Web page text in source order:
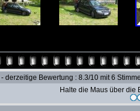
- derzeitige Bewertung : 8.3/10 mit 6
Halte die Maus über die